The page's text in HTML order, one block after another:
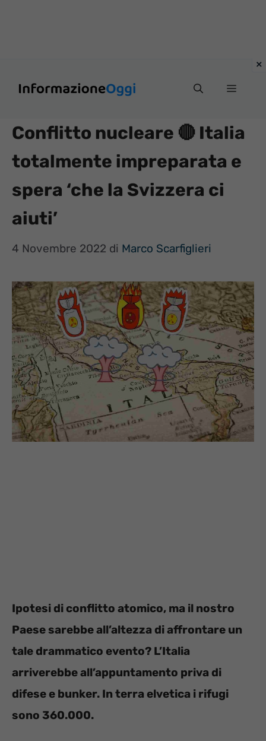
Menu
Conflitto nucleare 🔴 Italia
totalmente impreparata e
spera ‘che la Svizzera ci
aiuti’
4 Novembre 2022 di Marco Scarfiglieri
Ipotesi di conflitto atomico, ma il nostro
Paese sarebbe all’altezza di affrontare un
tale drammatico evento? L’Italia
arriverebbe all’appuntamento priva di
difese e bunker. In terra elvetica i rifugi
sono 360.000.